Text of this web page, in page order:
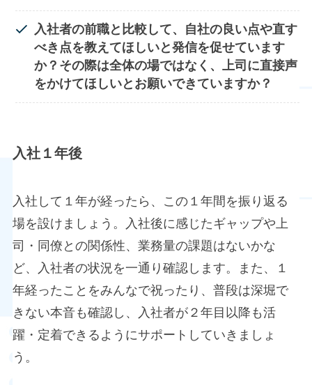
入社者の前職と比較して、自社の良い点や直す
べき点を教えてほしいと発信を促せています
か？ その際は全体の場ではなく、上司に直接声
をかけてほしいとお願いできていますか？
入社１年後
入社して１年が経ったら、この１年間を振り返る
場を設けましょう。入社後に感じたギャップや上
司・同僚との関係性、業務量の課題はないかな
ど、入社者の状況を一通り確認します。また、１
年経ったことをみんなで祝ったり、普段は深堀で
きない本音も確認し、入社者が２年目以降も活
躍・定着できるようにサポートしていきましょ
う。​